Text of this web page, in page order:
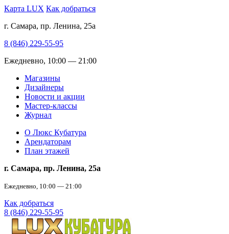
Карта LUX Как добраться
г. Самара, пр. Ленина, 25а
8 (846) 229-55-95
Ежедневно, 10:00 — 21:00
Магазины
Дизайнеры
Новости и акции
Мастер-классы
Журнал
О Люкс Кубатура
Арендаторам
План этажей
г. Самара, пр. Ленина, 25а
Ежедневно, 10:00 — 21:00
Как добраться
8 (846) 229-55-95